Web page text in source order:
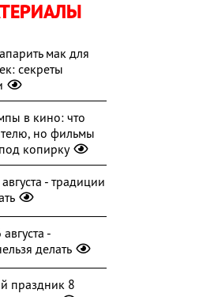
мак для
секреты
в кино: что
но фильмы
копирку
- традиции
-
делать
праздник 8